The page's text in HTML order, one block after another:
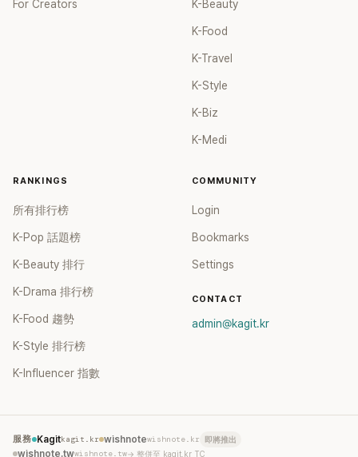
For Creators K-Beauty
K-Food
K-Travel
K-Style
K-Biz
K-Medi
RANKINGS
所有排行榜
K-Pop 話題榜
K-Beauty 排行
K-Drama 排行榜
K-Food 趨勢
K-Style 排行榜
K-Influencer 指數
COMMUNITY
Login
Bookmarks
Settings
CONTACT
admin@kagit.kr
服務 Kagitkagit.kr wishnotewishnote.kr 即將推出
wishnote.twwishnote.tw→ 整併至 kagit.kr TC